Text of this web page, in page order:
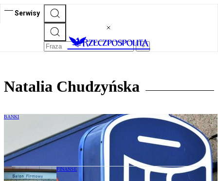
Serwisy
Natalia Chudzyńska
BANKI
Zmiany statutu PKO BP przegłosowane
FINANSE